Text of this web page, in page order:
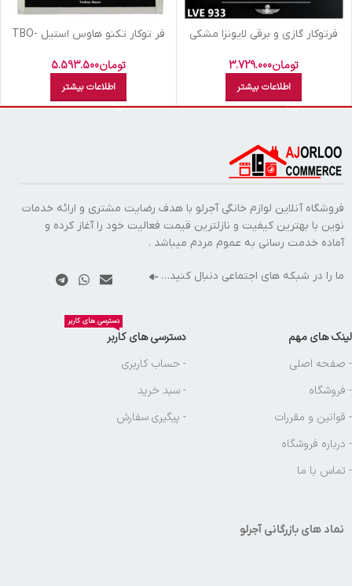
فرتوکار گازي و برقي لايونزا مشکي
تومان3.729.000
اطلاعات بیشتر
فر توکار تکنو هاوس استيل TBO-
تومان5.593.500
اطلاعات بیشتر
فروشگاه آنلاین لوازم خانگی آجرلو با هدف رضایت مشتری و ارائه خدمات
نوین با بهترین کیفیت و نازلترین قیمت فعالیت خود را آغاز کرده و
آماده خدمت رسانی به عموم مردم میباشد .
ما را در شبکه های اجتماعی دنبال کنید…
لینک های مهم
- صفحه اصلی
- فروشگاه
- قوانین و مقررات
- درباره فروشگاه
- تماس با ما
دسترسی های کاربر
دسترسی های کاربر
- حساب کاربری
- سبد خرید
- پیگیری سفارش
نماد های بازرگانی آجرلو